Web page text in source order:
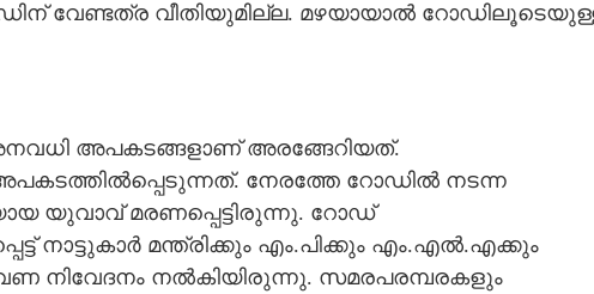
വേണ്ടത്ര വീതിയുമില്ല. മഴയായാൽ
അപകടങ്ങളാണ് അരങ്ങേറിയത്.
നേരത്തേ റോഡിൽ നടന്ന
യുവാവ് മരണപ്പെട്ടിരുന്നു. റോഡ്
നാട്ടുകാർ മന്ത്രിക്കും എം.പിക്കും എം.എൽ.എക്കും
നിവേദനം നൽകിയിരുന്നു. സമരപരമ്പരകളും